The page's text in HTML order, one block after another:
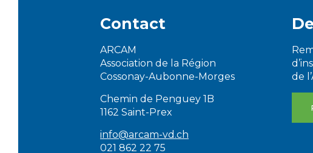
Contact
ARCAM
Association de la Région
Cossonay-Aubonne-Morges
Chemin de Penguey 1B
1162 Saint-Prex
info@arcam-vd.ch
021 862 22 75
de